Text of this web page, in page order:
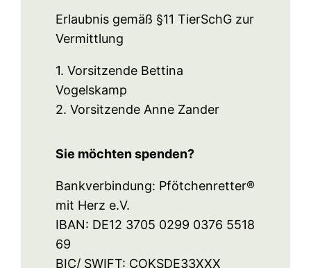
Erlaubnis gemäß §11 TierSchG zur
Vermittlung
1. Vorsitzende Bettina
Vogelskamp
2. Vorsitzende Anne Zander
Sie möchten spenden?
Bankverbindung: Pfötchenretter®
mit Herz e.V.
IBAN: DE12 3705 0299 0376 5518
69
BIC/ SWIFT: COKSDE33XXX